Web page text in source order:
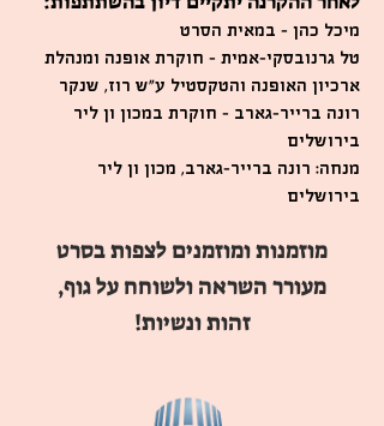
מיכל כהן – במאית הסרט
טל גרנובסקי-אמית – חוקרת אופנה ומנהלת
ארכיון האופנה והטקסטיל ע"ש רוז, שנקר
רונה ברייר-גארב – חוקרת במכון ון ליר
בירושלים
מנחה: רונה ברייר-גארב, מכון ון ליר
בירושלים
מוזמנות ומוזמנים לצפות בסרט
מעורר השראה ולשוחח על גוף,
זהות ונשיות!